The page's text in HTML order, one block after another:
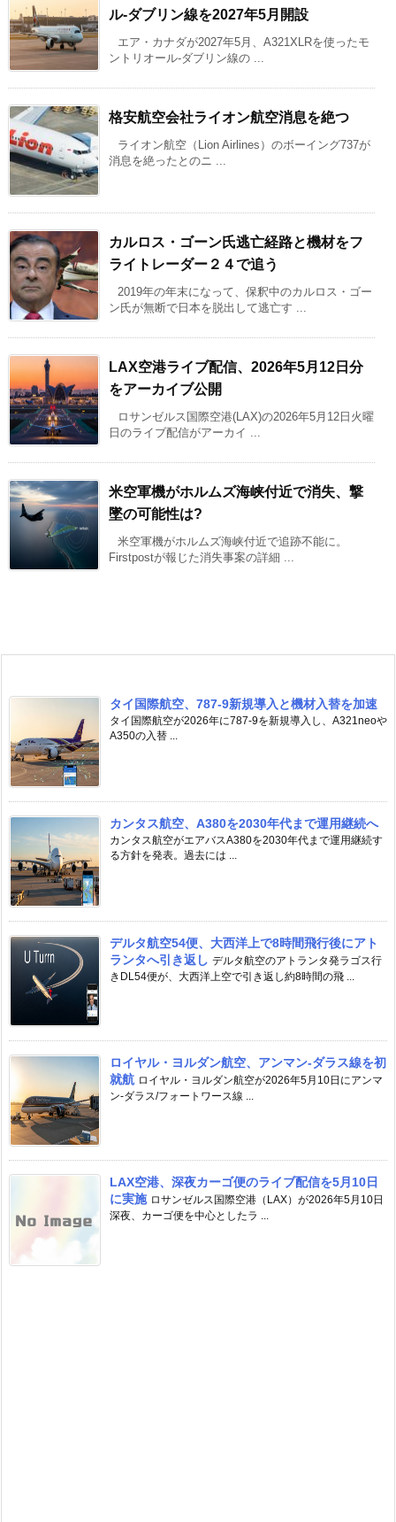
ル-ダブリン線を2027年5月開設
エア・カナダが2027年5月、A321XLRを使ったモ
ントリオール-ダブリン線の ...
格安航空会社ライオン航空消息を絶つ
ライオン航空（Lion Airlines）のボーイング737が
消息を絶ったとのニ ...
カルロス・ゴーン氏逃亡経路と機材をフ
ライトレーダー２４で追う
2019年の年末になって、保釈中のカルロス・ゴー
ン氏が無断で日本を脱出して逃亡す ...
LAX空港ライブ配信、2026年5月12日分
をアーカイブ公開
ロサンゼルス国際空港(LAX)の2026年5月12日火曜
日のライブ配信がアーカイ ...
米空軍機がホルムズ海峡付近で消失、撃
墜の可能性は?
米空軍機がホルムズ海峡付近で追跡不能に。
Firstpostが報じた消失事案の詳細 ...
タイ国際航空、787-9新規導入と機材入替を加速
タイ国際航空が2026年に787-9を新規導入し、A321neoや
A350の入替 ...
カンタス航空、A380を2030年代まで運用継続へ
カンタス航空がエアバスA380を2030年代まで運用継続す
る方針を発表。過去には ...
デルタ航空54便、大西洋上で8時間飛行後にアト
ランタへ引き返し デルタ航空のアトランタ発ラゴス行
きDL54便が、大西洋上空で引き返し約8時間の飛 ...
ロイヤル・ヨルダン航空、アンマン-ダラス線を初
就航 ロイヤル・ヨルダン航空が2026年5月10日にアンマ
ン-ダラス/フォートワース線 ...
LAX空港、深夜カーゴ便のライブ配信を5月10日
に実施 ロサンゼルス国際空港（LAX）が2026年5月10日
深夜、カーゴ便を中心としたラ ...